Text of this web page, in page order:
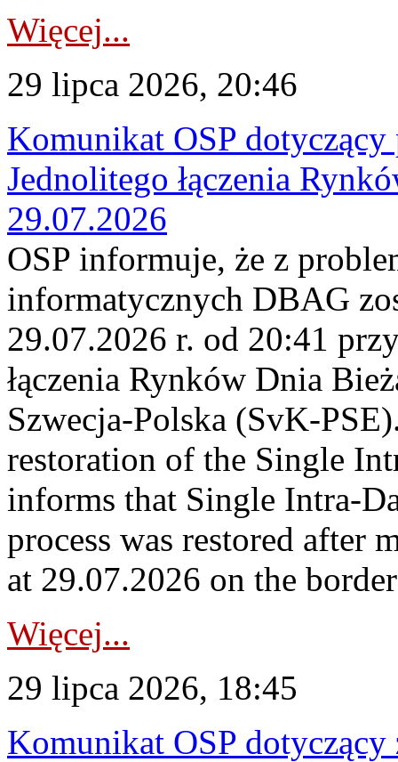
Więcej...
29 lipca 2026, 20:46
Komunikat OSP
Jednolitego łączenia
29.07.2026
OSP informuje, że z
informatycznych DBAG
29.07.2026 r. od 20:41
łączenia Rynków Dnia
Szwecja-Polska (SvK-
restoration of the Single
informs that Single Intra-
process was restored after
at 29.07.2026 on the
Więcej...
29 lipca 2026, 18:45
Komunikat OSP dotyczący